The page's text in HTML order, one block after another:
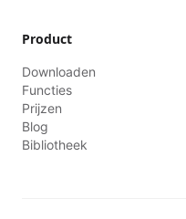
Product
Downloaden
Functies
Prijzen
Blog
Bibliotheek